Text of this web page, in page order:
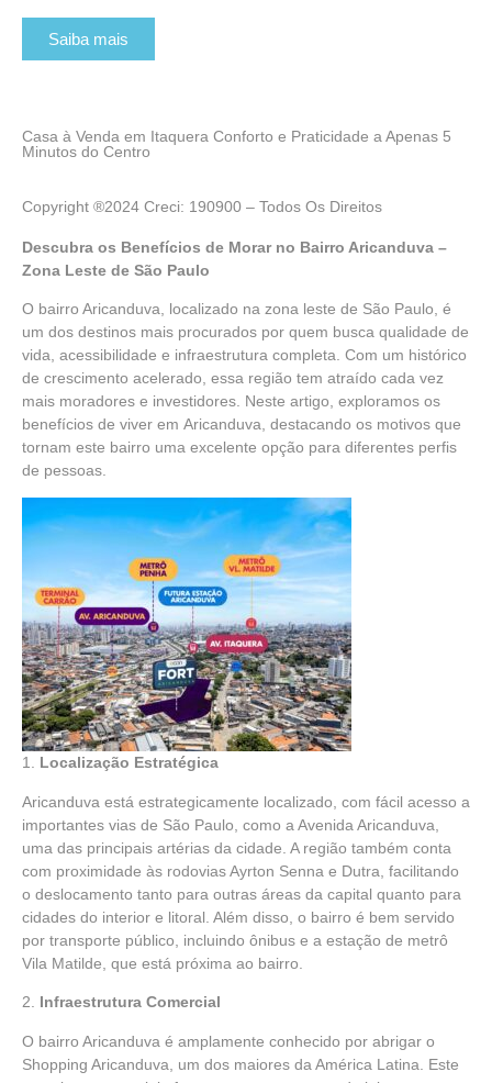
Saiba mais
Casa à Venda em Itaquera Conforto e Praticidade a Apenas 5
Minutos do Centro
Copyright ®2024 Creci: 190900 – Todos Os Direitos
Descubra os Benefícios de Morar no Bairro Aricanduva –
Zona Leste de São Paulo
O bairro Aricanduva, localizado na zona leste de São Paulo, é
um dos destinos mais procurados por quem busca qualidade de
vida, acessibilidade e infraestrutura completa. Com um histórico
de crescimento acelerado, essa região tem atraído cada vez
mais moradores e investidores. Neste artigo, exploramos os
benefícios de viver em Aricanduva, destacando os motivos que
tornam este bairro uma excelente opção para diferentes perfis
de pessoas.
1. Localização Estratégica
Aricanduva está estrategicamente localizado, com fácil acesso a
importantes vias de São Paulo, como a Avenida Aricanduva,
uma das principais artérias da cidade. A região também conta
com proximidade às rodovias Ayrton Senna e Dutra, facilitando
o deslocamento tanto para outras áreas da capital quanto para
cidades do interior e litoral. Além disso, o bairro é bem servido
por transporte público, incluindo ônibus e a estação de metrô
Vila Matilde, que está próxima ao bairro.
2. Infraestrutura Comercial
O bairro Aricanduva é amplamente conhecido por abrigar o
Shopping Aricanduva, um dos maiores da América Latina. Este